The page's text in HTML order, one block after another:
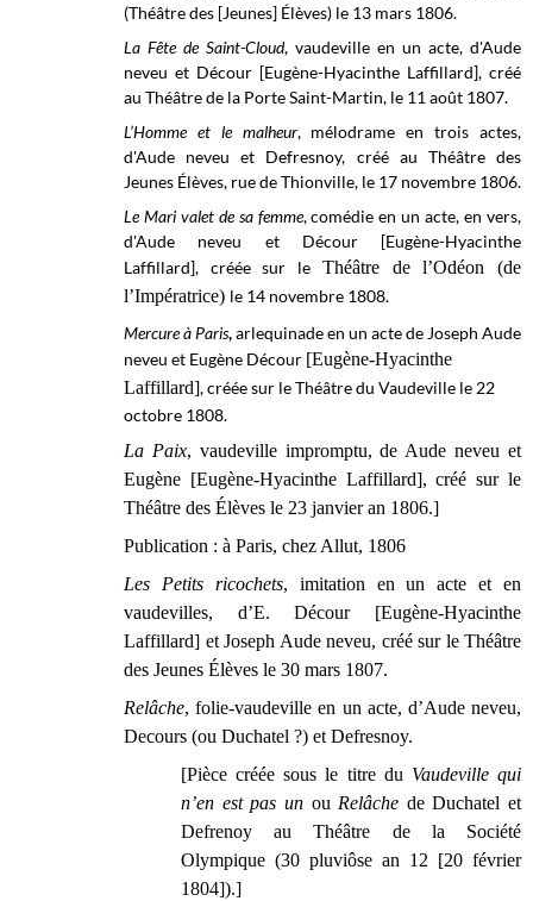
(Théâtre des [Jeunes] Élèves) le 13 mars 1806.
La Fête de Saint-Cloud, vaudeville en un acte, d'Aude
neveu et Décour [Eugène-Hyacinthe Laffillard], créé
au Théâtre de la Porte Saint-Martin, le 11 août 1807.
L’Homme et le malheur, mélodrame en trois actes,
d'Aude neveu et Defresnoy, créé au Théâtre des
Jeunes Élèves, rue de Thionville, le 17 novembre 1806.
Le Mari valet de sa femme, comédie en un acte, en vers,
d'Aude neveu et Décour [Eugène-Hyacinthe
Laffillard], créée sur le Théâtre de l’Odéon (de
l’Impératrice) le 14 novembre 1808.
Mercure à Paris,arlequinade en un acte de Joseph Aude
neveu et Eugène Décour [Eugène-Hyacinthe
Laffillard], créée sur leThéâtre du Vaudeville le 22
octobre 1808.
La Paix, vaudeville impromptu, de Aude neveu et
Eugène [Eugène-Hyacinthe Laffillard], créé sur le
Théâtre des Élèves le 23 janvier an 1806.]
Publication : à Paris, chez Allut, 1806
Les Petits ricochets, imitation en un acte et en
vaudevilles, d’E. Décour [Eugène-Hyacinthe
Laffillard] et Joseph Aude neveu, créé sur le Théâtre
des Jeunes Élèves le 30 mars 1807.
Relâche, folie-vaudeville en un acte, d’Aude neveu,
Decours (ou Duchatel ?) et Defresnoy.
[Pièce créée sous le titre du Vaudeville qui
n’en est pas un ou Relâche de Duchatel et
Defrenoy au Théâtre de la Société
Olympique (30 pluviôse an 12 [20 février
1804]).]